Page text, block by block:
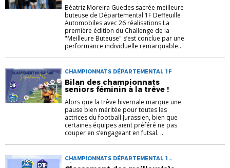
Béatriz Moreira Guedes sacrée meilleure
buteuse de Départemental 1F Deffeuille
Automobiles avec 26 réalisations La
première édition du Challenge de la
"Meilleure Buteuse" s’est conclue par une
performance individuelle remarquable...
CHAMPIONNATS DÉPARTEMENTAL 1F
Bilan des championnats
seniors féminin à la trêve !
Alors que la trêve hivernale marque une
pause bien méritée pour toutes les
actrices du football Jurassien, bien que
certaines équipes aient préféré ne pas
couper en s’engageant en futsal. ...
CHAMPIONNATS DÉPARTEMENTAL 1
DÉPARTEMENTAL 1F